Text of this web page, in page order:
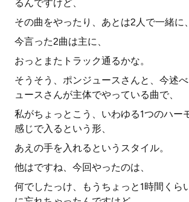
るんですけど、
その曲をやったり、あとは2人で一緒に、
今言った2曲は主に、
おっとまたトラック通るかな。
そうそう、ポンジュースさんと、今述
ュースさんが主体でやっている曲で、
私がちょっとこう、いわゆる1つのハー
感じで入るという形、
あえの手を入れるというスタイル。
他はですね、今回やったのは、
何でしたっけ、もうちょっと1時間くら